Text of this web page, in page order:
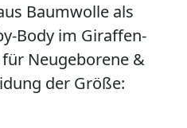
Baumwolle als
Body im Giraffen-
Neugeborene &
der Größe: